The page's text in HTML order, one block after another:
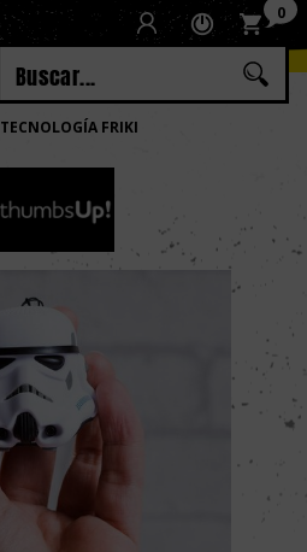
Regístrate
Iniciar sesión 0
TECNOLOGÍA FRIKI